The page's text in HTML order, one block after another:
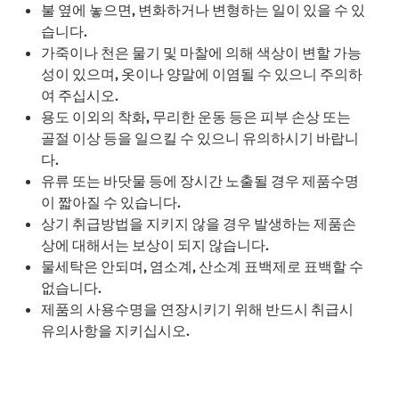
불 옆에 놓으면, 변화하거나 변형하는 일이 있을 수 있
습니다.
가죽이나 천은 물기 및 마찰에 의해 색상이 변할 가능
성이 있으며, 옷이나 양말에 이염될 수 있으니 주의하
여 주십시오.
용도 이외의 착화, 무리한 운동 등은 피부 손상 또는
골절 이상 등을 일으킬 수 있으니 유의하시기 바랍니
다.
유류 또는 바닷물 등에 장시간 노출될 경우 제품수명
이 짧아질 수 있습니다.
상기 취급방법을 지키지 않을 경우 발생하는 제품손
상에 대해서는 보상이 되지 않습니다.
물세탁은 안되며, 염소계, 산소계 표백제로 표백할 수
없습니다.
제품의 사용수명을 연장시키기 위해 반드시 취급시
유의사항을 지키십시오.